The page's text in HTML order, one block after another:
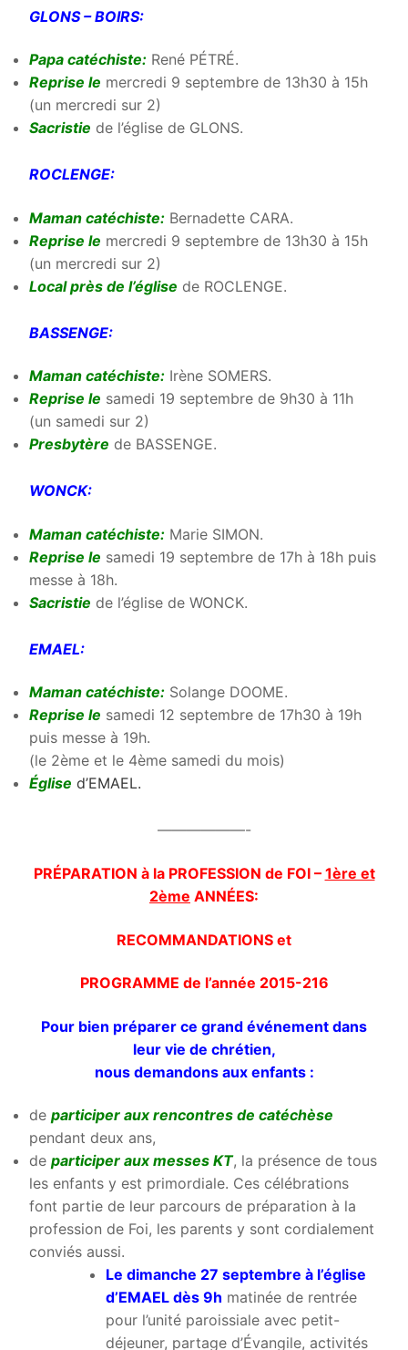
GLONS – BOIRS:
Papa catéchiste: René PÉTRÉ.
Reprise le mercredi 9 septembre de 13h30 à 15h
(un mercredi sur 2)
Sacristie de l’église de GLONS.
ROCLENGE:
Maman catéchiste: Bernadette CARA.
Reprise le mercredi 9 septembre de 13h30 à 15h
(un mercredi sur 2)
Local près de l’église de ROCLENGE.
BASSENGE:
Maman catéchiste: Irène SOMERS.
Reprise le samedi 19 septembre de 9h30 à 11h
(un samedi sur 2)
Presbytère de BASSENGE.
WONCK:
Maman catéchiste: Marie SIMON.
Reprise le samedi 19 septembre de 17h à 18h puis
messe à 18h.
Sacristie de l’église de WONCK.
EMAEL:
Maman catéchiste: Solange DOOME.
Reprise le samedi 12 septembre de 17h30 à 19h
puis messe à 19h.
(le 2ème et le 4ème samedi du mois)
Église d’EMAEL.
——————-
PRÉPARATION à la PROFESSION de FOI – 1ère et
2ème ANNÉES:
RECOMMANDATIONS et
PROGRAMME de l’année 2015-216
Pour bien préparer ce grand événement dans
leur vie de chrétien,
nous demandons aux enfants :
de participer aux rencontres de catéchèse
pendant deux ans,
de participer aux messes KT, la présence de tous
les enfants y est primordiale. Ces célébrations
font partie de leur parcours de préparation à la
profession de Foi, les parents y sont cordialement
conviés aussi.
Le dimanche 27 septembre à l’église
d’EMAEL dès 9h matinée de rentrée
pour l’unité paroissiale avec petit-
déjeuner, partage d’Évangile, activités